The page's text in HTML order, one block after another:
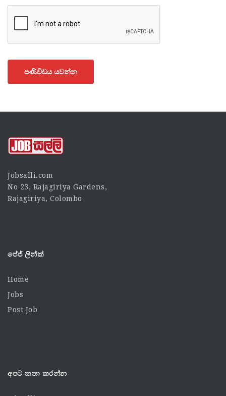
පණිවිඩය යවන්න
Jobsalli.com
No 23, Rajagiriya Gardens,
Rajagiriya, Colombo
පේජ් ලින්ක්
Home
Jobs
Post Job
අපට කතා කරන්න